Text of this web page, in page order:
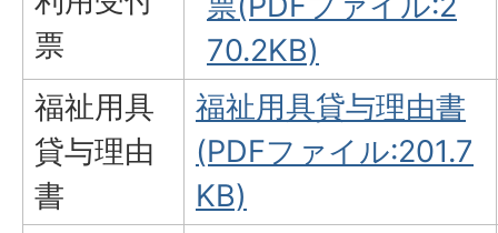
票
70.2KB)
福祉用具
貸与理由
書
福祉用具貸与理由書
(PDFファイル:201.7
KB)